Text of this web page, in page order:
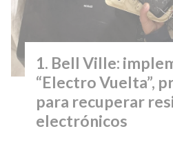
Bell Ville:
“Electro Vuelta”,
para recuperar
electrónicos